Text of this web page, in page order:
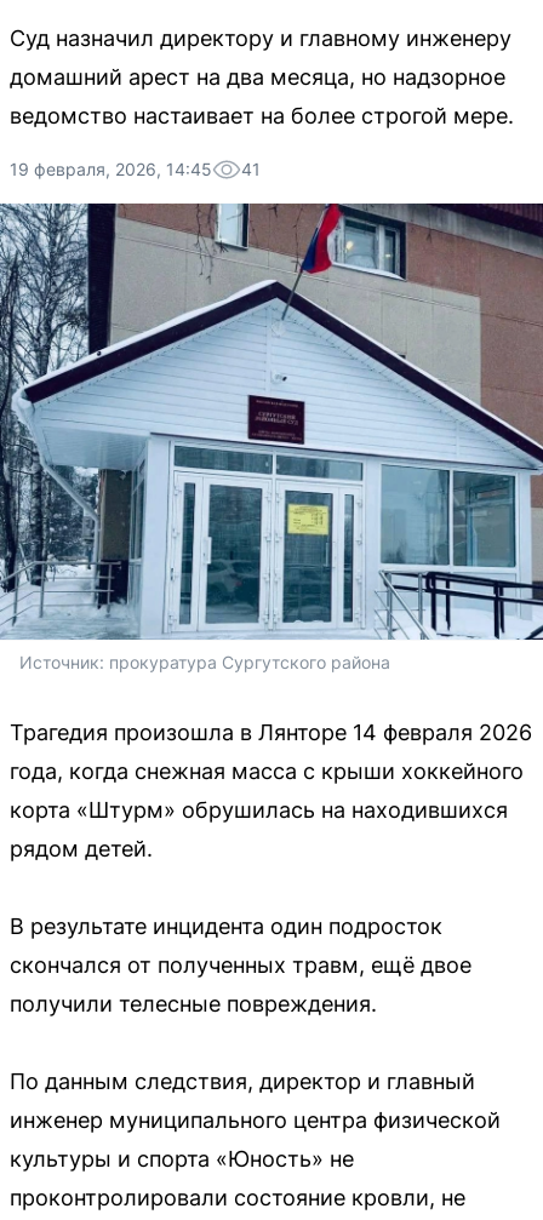
Суд назначил директору и главному инженеру
домашний арест на два месяца, но надзорное
ведомство настаивает на более строгой мере.
19 февраля, 2026, 14:45 41
Источник: прокуратура Сургутского района
Трагедия произошла в Лянторе 14 февраля 2026
года, когда снежная масса с крыши хоккейного
корта «Штурм» обрушилась на находившихся
рядом детей.
В результате инцидента один подросток
скончался от полученных травм, ещё двое
получили телесные повреждения.
По данным следствия, директор и главный
инженер муниципального центра физической
культуры и спорта «Юность» не
проконтролировали состояние кровли, не